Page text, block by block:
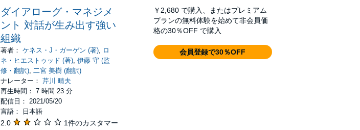
ダイアローグ・マネジメ
ント 対話が生み出す強い
組織
著者：ケネス・J・ガーゲン (著)
ロ
ネ・ヒエストゥッド (著) ,伊藤 守 (監
修・翻訳)
二宮 美樹 (翻訳)
ナレーター：芹川 晴夫
再生時間： 7 時間 23 分
配信日： 2021/05/20
言語： 日本語
2.0
1件のカスタマー
￥2,680 で購入、またはプレミアム
プランの無料体験を始めて非会員価
格の30％OFF で購入
会員登録で30％OFF